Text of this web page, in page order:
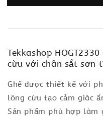
Tekkashop
cừu với chân sắt sơn
Ghế được thiết kế với
lông cừu tạo cảm giác
Sản phẩm phù hợp làm